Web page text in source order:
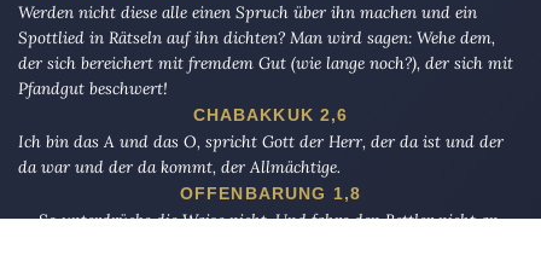
Werden nicht diese alle einen Spruch über ihn machen und ein
Spottlied in Rätseln auf ihn dichten? Man wird sagen: Wehe dem,
der sich bereichert mit fremdem Gut (wie lange noch?), der sich mit
Pfandgut beschwert!
CHABAKKUK 2,6
Ich bin das A und das O, spricht Gott der Herr, der da ist und der
da war und der da kommt, der Allmächtige.
OFFENBARUNG 1,8
So unterdrücke die Waise nicht, Und fahre den Bettler nicht an.